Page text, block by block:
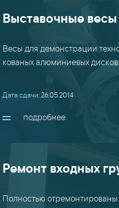
(18)
лестницы
(8)
(15)
Выставочные весы
Весы для демонстрации
кованых алюминиевых дисков.
Дата сдачи:26.05.2014
подробнее
Ремонт входных
Полностью